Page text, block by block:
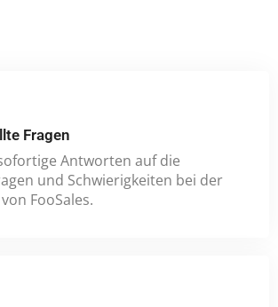
Fragen
Antworten auf die
und Schwierigkeiten bei der
FooSales.